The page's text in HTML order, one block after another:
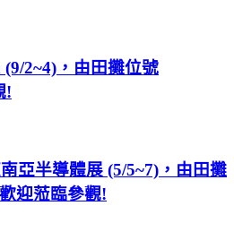
(9/2~4)，由田攤位號
!
亞半導體展 (5/5~7)，由田攤
迎蒞臨參觀!